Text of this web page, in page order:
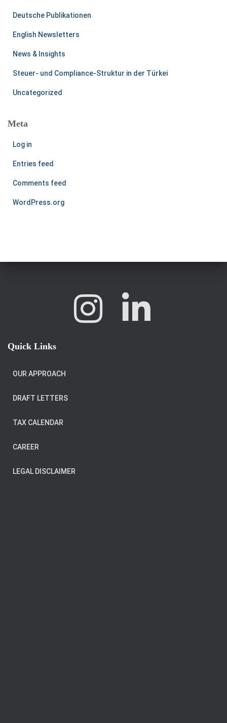
Deutsche Publikationen
English Newsletters
News & Insights
Steuer- und Compliance-Struktur in der Türkei
Uncategorized
Meta
Log in
Entries feed
Comments feed
WordPress.org
Quick Links
OUR APPROACH
DRAFT LETTERS
TAX CALENDAR
CAREER
LEGAL DISCLAIMER